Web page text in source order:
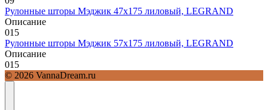
Рулонные шторы Мэджик 47х175 лиловый, LEGRAND
Описание
015
Рулонные шторы Мэджик 57х175 лиловый, LEGRAND
Описание
015
© 2026 VannaDream.ru